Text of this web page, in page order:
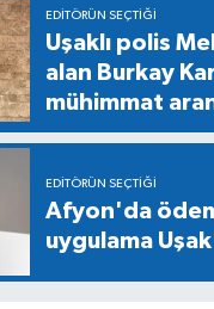
EDITÖRÜN SEÇTIĞI
Uşaklı polis
alan Burkay
mühimmat
EDITÖRÜN SEÇTIĞI
Afyon'da
uygulama